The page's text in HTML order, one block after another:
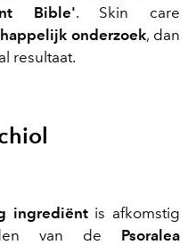
Bible'. Skin care
onderzoek, dan
resultaat.
ingrediëntis afkomstig
van de Psoralea